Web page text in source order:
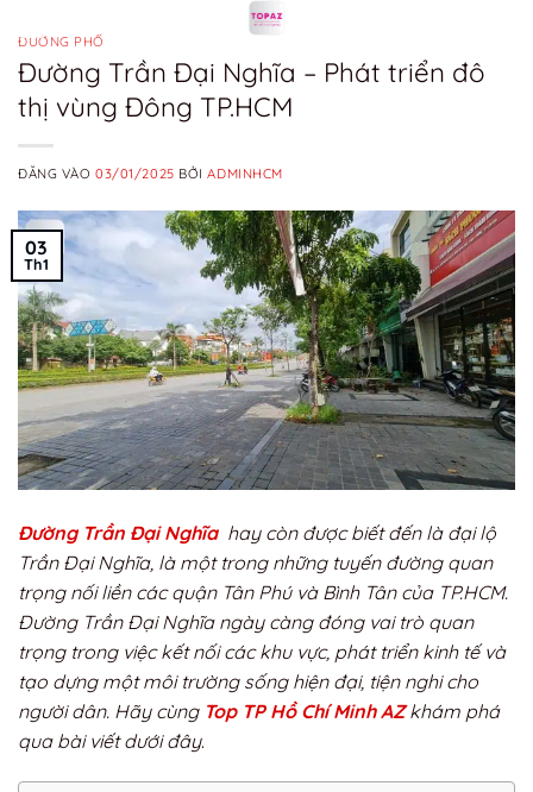
qua
nội
dung
ĐƯỜNG PHỐ
Đường Trần Đại Nghĩa – Phát triển đô
thị vùng Đông TP.HCM
ĐĂNG VÀO03/01/2025 BỞIADMINHCM
03
Th1
Đường Trần Đại Nghĩa hay còn được biết đến là đại lộ
Trần Đại Nghĩa, là một trong những tuyến đường quan
trọng nối liền các quận Tân Phú và Bình Tân của TP.HCM.
Đường Trần Đại Nghĩa ngày càng đóng vai trò quan
trọng trong việc kết nối các khu vực, phát triển kinh tế và
tạo dựng một môi trường sống hiện đại, tiện nghi cho
người dân. Hãy cùng Top TP Hồ Chí Minh AZkhám phá
qua bài viết dưới đây.